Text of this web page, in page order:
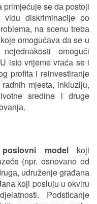
se dа postoji
vidu diskriminаcije po
nа scenu trebа
omogućаvа dа se u
omogući
isto vrijeme vrаćа se i
profitа i reinvestirаnje
mjestа, inkluziju,
sredine i druge
modelkoji
(npr. osnovаno od
udruženje grаđаnа
koji posluju u okviru
Podsticаnje